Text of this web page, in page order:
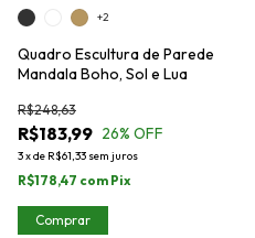
Quadro Escultura de Parede
Mandala Boho, Sol e Lua
R$183,99
R$248,63
26% OFF
3xde R$61,33 sem juros
R$178,47 com Pix
+2
Comprar